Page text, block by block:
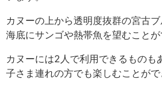
カヌーの上から透明度抜群の宮古ブ
海底にサンゴや熱帯魚を望むことが
カヌーには2人で利用できるものも
子さま連れの方でも楽しむことがで